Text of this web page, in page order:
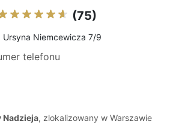
(75)
Ursyna Niemcewicza 7/9
telefonu
Nadzieja, zlokalizowany w Warszawie